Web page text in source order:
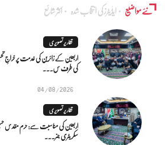
نئے مواضیع ایڈٰیٹرز کی انتخاب شدہ اکثر شائع
تقاریر تصویری
اربعین کے زائرین کی خدمت پر
کی طرف س...
04/08/2026
تقاریر تصویری
اربعین کی مناسبت سے: حرم مقدس
سکریٹری جنر...